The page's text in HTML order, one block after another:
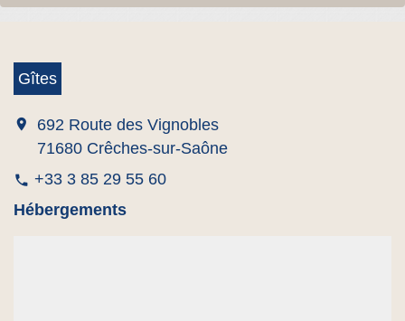
Gîtes
location_on
692 Route des Vignobles
71680 Crêches-sur-Saône
phone +33 3 85 29 55 60
Hébergements